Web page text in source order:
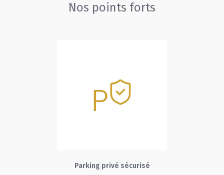
Nos points forts
Parking privé sécurisé